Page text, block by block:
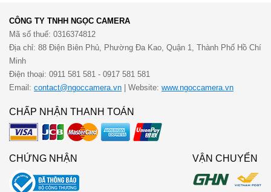
CÔNG TY TNHH NGỌC CAMERA
Mã số thuế: 0316374812
Địa chỉ: 88 Điện Biên Phủ, Phường Đa Kao, Quận 1, Thành Phố Hồ Chí
Minh
Điện thoại: 0911 581 581 - 0917 581 581
Email: contact@ngoccamera.vn | Website: www.ngoccamera.vn
CHẤP NHẬN THANH TOÁN
VẬN CHUYỂN
CHỨNG NHẬN